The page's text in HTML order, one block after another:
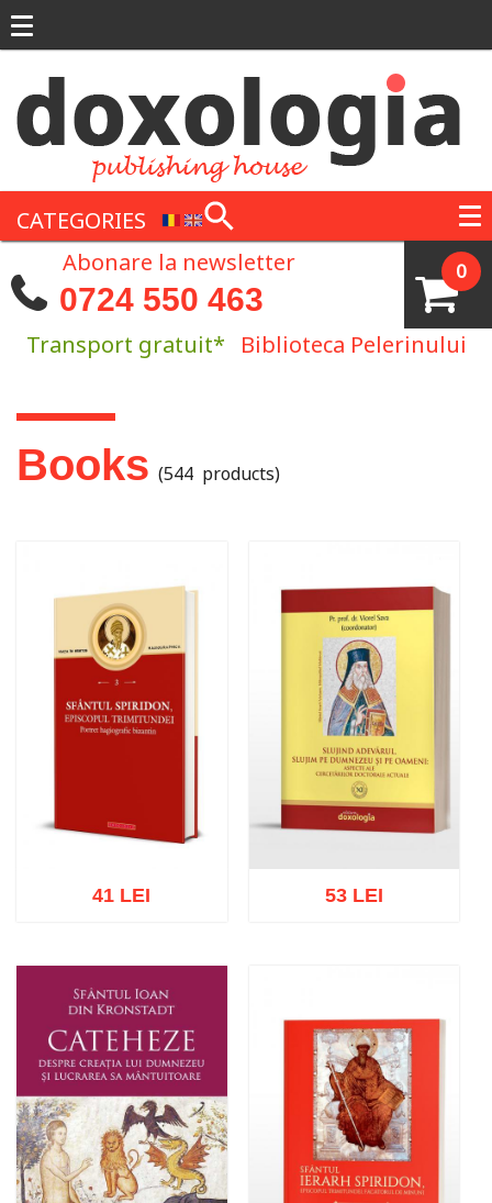
CATEGORIES
0
Abonare la newsletter
0724 550 463
Transport gratuit* Biblioteca Pelerinului
You are here
Books (544 products)
Add to cart Add to wish list
41 LEI 53 LEI